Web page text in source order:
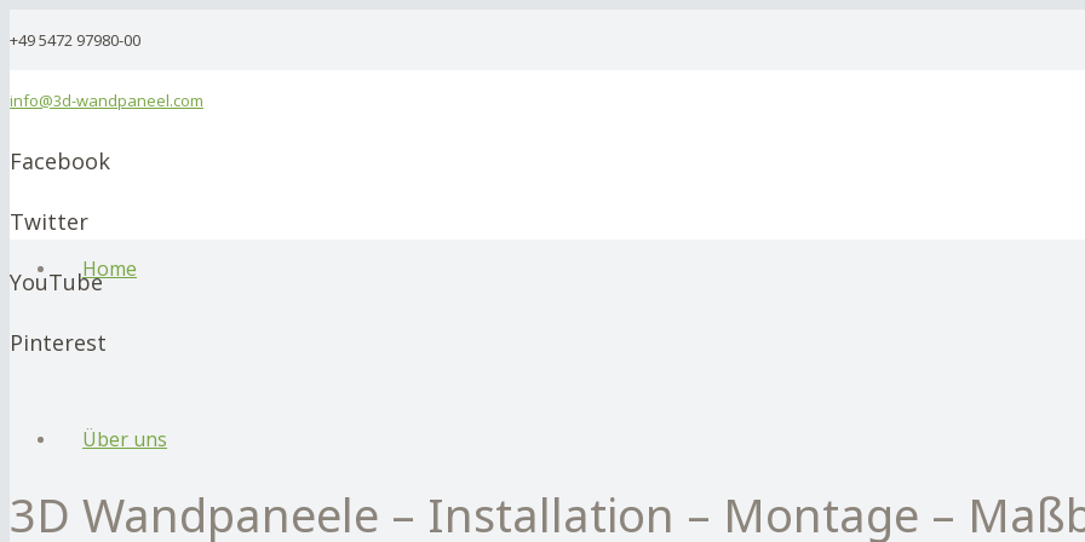
+49 5472 97980-00
info@3d-wandpaneel.com
Facebook
Twitter
YouTube
Pinterest
Home
Über uns
3D Wandpaneele – Installation – Montage –